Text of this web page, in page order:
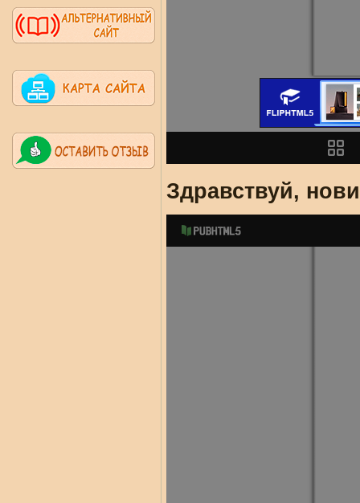
Здравствуй,